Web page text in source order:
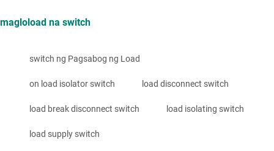
magloload na switch
switch ng Pagsabog ng Load
on load isolator switch load disconnect switch
load break disconnect switch load isolating switch
load supply switch